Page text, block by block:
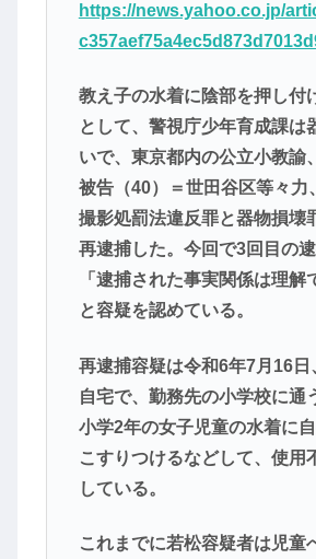
https://news.yahoo.co.jp/
教え子の水着に陰部を押し付
として、警視庁少年育成課は
いで、東京都内の公立小教諭
被告（40）＝世田谷区等々力
撮影処罰法違反罪と器物損壊
再逮捕した。今回で3回目の逮
「逮捕された事実関係は理解
と容疑を認めている。
再逮捕容疑は令和6年7月16日
自宅で、勤務先の小学校に通
小学2年の女子児童の水着に
こすりつけるなどして、使用
している。
これまでに若松容疑者は児童